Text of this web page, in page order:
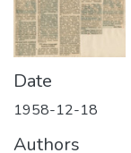
Date
1958-12-18
Authors